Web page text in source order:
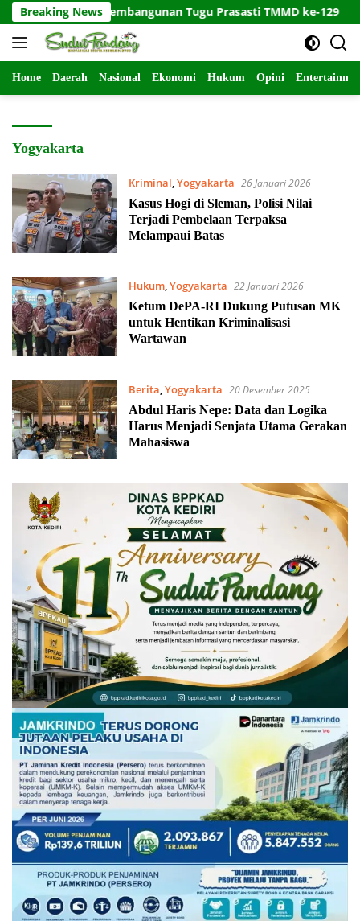
Langsung
ke
konten
Breaking News
Pembangunan Tugu Prasasti TMMD ke-129
Home Daerah Nasional Ekonomi Hukum Opini
Yogyakarta
Kriminal,Yogyakarta 26 Januari 2026
Kasus Hogi di Sleman, Polisi Nilai
Terjadi Pembelaan Terpaksa
Melampaui Batas
Hukum,Yogyakarta 22 Januari 2026
Ketum DePA-RI Dukung Putusan MK
untuk Hentikan Kriminalisasi
Wartawan
Berita,Yogyakarta 20 Desember 2025
Abdul Haris Nepe: Data dan Logika
Harus Menjadi Senjata Utama Gerakan
Mahasiswa